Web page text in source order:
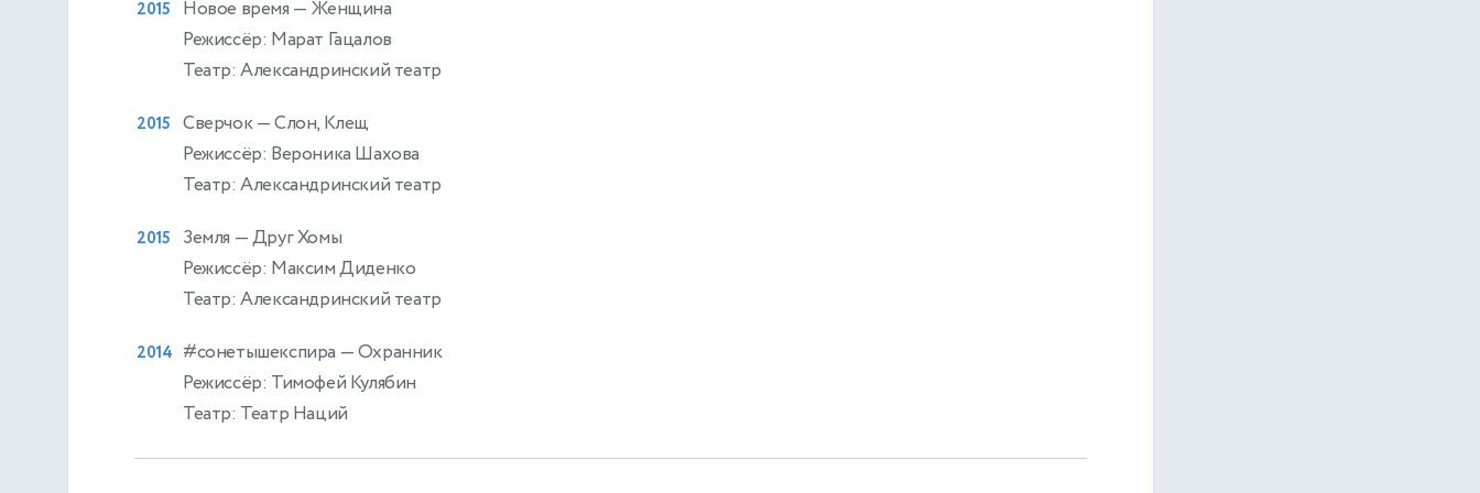
2015 Новое время — Женщина
Режиссёр: Марат Гацалов
Театр: Александринский театр
2015 Сверчок— Слон, Клещ
Режиссёр: Вероника Шахова
Театр: Александринский театр
2015 Земля — Друг Хомы
Режиссёр: Максим Диденко
Театр: Александринский театр
2014 #сонетышекспира — Охранник
Режиссёр: Тимофей Кулябин
Театр: Театр Наций